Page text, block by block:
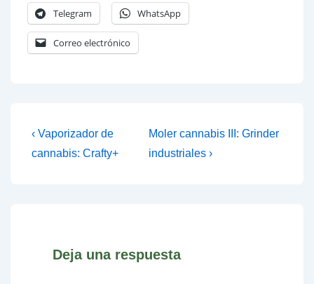
Telegram WhatsApp
Correo electrónico
Navegación
de
La
entrada
‹ Vaporizador de
cannabis: Crafty+
La
entrada
Moler cannabis III: Grinder
industriales ›
Deja una respuesta